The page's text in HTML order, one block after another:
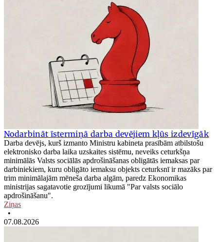
Nodarbināt īstermiņā darba devējiem kļūs izdevīgāk
Darba devējs, kurš izmanto Ministru kabineta prasībām atbilstošu
elektronisko darba laika uzskaites sistēmu, neveiks ceturkšņa
minimālās Valsts sociālās apdrošināšanas obligātās iemaksas par
darbiniekiem, kuru obligāto iemaksu objekts ceturksnī ir mazāks par
trim minimālajām mēneša darba algām, paredz Ekonomikas
ministrijas sagatavotie grozījumi likumā "Par valsts sociālo
apdrošināšanu".
Ziņas
•
07.08.2026